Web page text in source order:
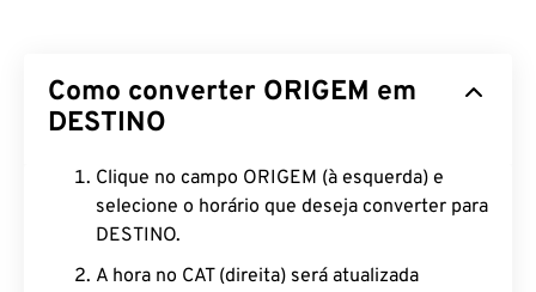
Como converter ORIGEM em
DESTINO
Clique no campo ORIGEM (à esquerda) e
selecione o horário que deseja converter para
DESTINO.
A hora no CAT (direita) será atualizada